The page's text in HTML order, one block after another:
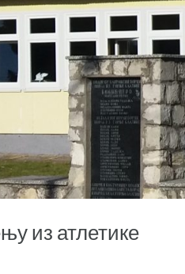
из атлетике